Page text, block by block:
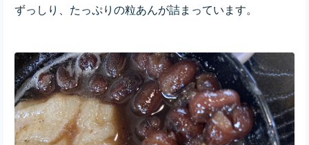
ずっしり、たっぷりの粒あんが詰まっています。